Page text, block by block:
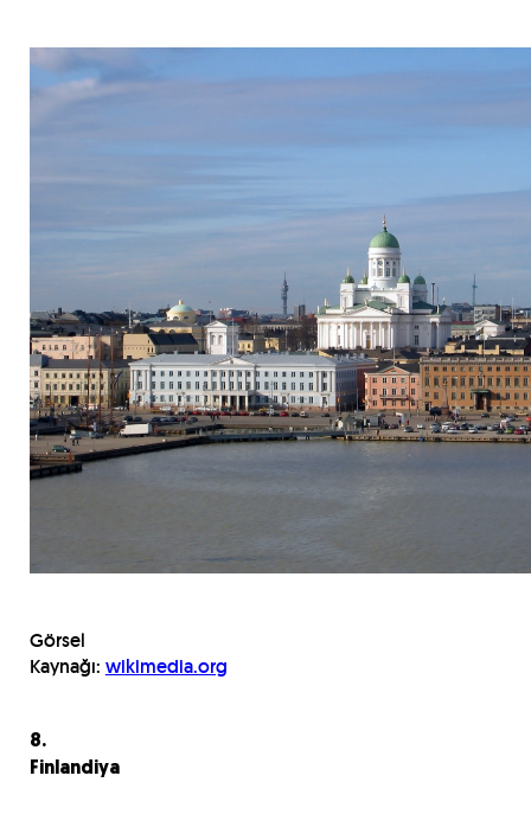
Görsel
Kaynağı: wikimedia.org
8.
Finlandiya